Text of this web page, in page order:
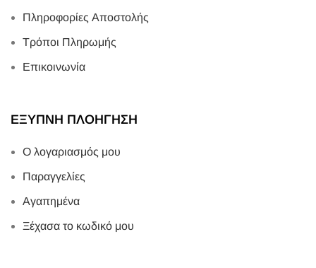
Πληροφορίες Αποστολής
Τρόποι Πληρωμής
Επικοινωνία
ΕΞΥΠΝΗ ΠΛΟΗΓΗΣΗ
Ο λογαριασμός μου
Παραγγελίες
Αγαπημένα
Ξέχασα το κωδικό μου